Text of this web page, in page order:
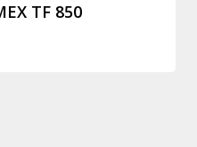
TF 850